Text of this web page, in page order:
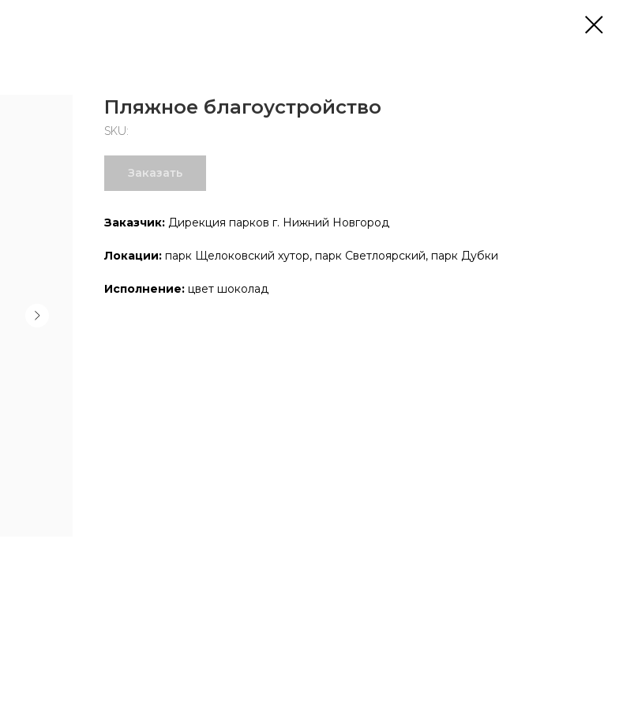
Пляжное благоустройство
SKU:
Заказать
Заказчик: Дирекция парков г. Нижний Новгород
Локации: парк Щелоковский хутор, парк Светлоярский, парк Дубки
Исполнение: цвет шоколад